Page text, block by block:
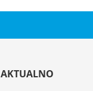
AKTUALNO